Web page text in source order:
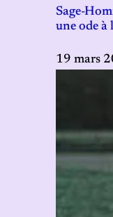
Sage-
une ode à
19 mars